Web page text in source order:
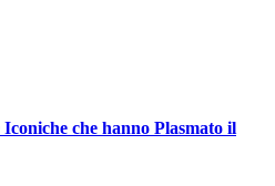
che hanno Plasmato il